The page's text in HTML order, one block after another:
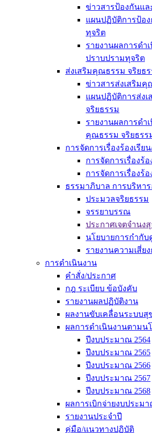
ข่าวสารป้องกันแ
แผนปฏิบัติการป้อ
ทุจริต
รายงานผลการดำ
ปราบปรามทุจริต
ส่งเสริมคุณธรรม จริยธร
ข่าวสารส่งเสริมคุ
แผนปฏิบัติการส่ง
จริยธรรม
รายงานผลการดำ
คุณธรรม จริยธรร
การจัดการเรื่องร้องเรีย
การจัดการเรื่องร้อ
การจัดการเรื่องร้
ธรรมาภิบาล การบริหา
ประมวลจริยธรรม
จรรยาบรรณ
ประกาศเจตจำนง
นโยบายการกำกั
รายงานความเสี่ย
การดำเนินงาน
คำสั่ง/ประกาศ
กฎ ระเบียบ ข้อบังคับ
รายงานผลปฏิบัติงาน
ผลงานขับเคลื่อนระบบสุ
ผลการดำเนินงานตามน
ปีงบประมาณ 2564
ปีงบประมาณ 2565
ปีงบประมาณ 2566
ปีงบประมาณ 2567
ปีงบประมาณ 2568
ผลการเบิกจ่ายงบประม
รายงานประจำปี
คู่มือ/แนวทางปฏิบัติ